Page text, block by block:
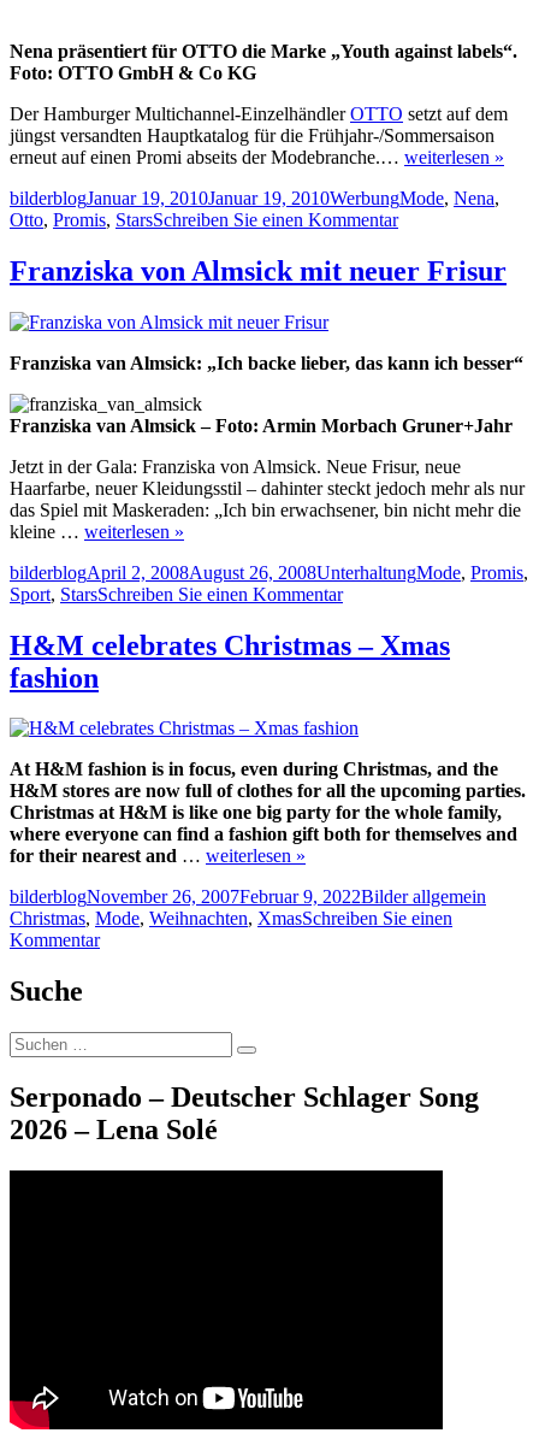
Nena präsentiert für OTTO die Marke „Youth against labels“.
Foto: OTTO GmbH & Co KG
Der Hamburger Multichannel-EinzelhändlerOTTO setzt auf dem
jüngst versandten Hauptkatalog für die Frühjahr-/Sommersaison
erneut auf einen Promi abseits der Modebranche.… weiterlesen »
Autor
bilderblogVeröffentlicht
am
Januar 19, 2010Januar 19, 2010Kategorien
WerbungSchlagwörter
Mode, Nena,
Otto, Promis, StarsSchreiben Sie einen Kommentarzu
neuer
Star
Franziska von Almsick mit neuer Frisur
Franziska van Almsick: „Ich backe lieber, das kann ich besser“
Franziska van Almsick – Foto: Armin Morbach Gruner+Jahr
Jetzt in der Gala: Franziska von Almsick. Neue Frisur, neue
Haarfarbe, neuer Kleidungsstil – dahinter steckt jedoch mehr als nur
das Spiel mit Maskeraden: „Ich bin erwachsener, bin nicht mehr die
kleine … weiterlesen »
Autor
bilderblogVeröffentlicht
am
April 2, 2008August 26, 2008Kategorien
UnterhaltungSchlagwörter
Mode, Promis,
Sport, StarsSchreiben Sie einen Kommentarzu
Almsick
Frisur
H&M celebrates Christmas – Xmas
fashion
At H&M fashion is in focus, even during Christmas, and the
H&M stores are now full of clothes for all the upcoming parties.
Christmas at H&M is like one big party for the whole family,
where everyone can find a fashion gift both for themselves and
for their nearest and … weiterlesen »
Autor
bilderblogVeröffentlicht
am
November 26, 2007Februar 9, 2022Kategorien
Bilder allgemein
Christmas, Mode, Weihnachten, XmasSchreiben Sie einen
Kommentarzu
Suche
Suche
nach:
Suchen
Serponado – Deutscher Schlager Song
2026 – Lena Solé